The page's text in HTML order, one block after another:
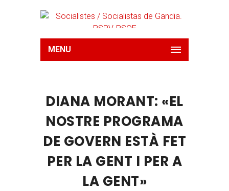
MENU
DIANA MORANT: «EL
NOSTRE PROGRAMA
DE GOVERN ESTÀ FET
PER LA GENT I PER A
LA GENT»